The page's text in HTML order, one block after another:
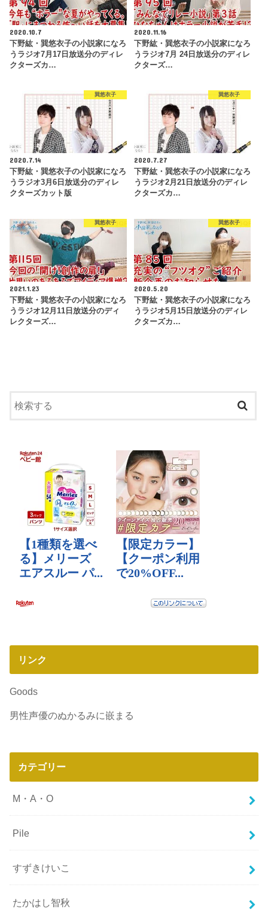
2020.10.7
下野紘・巽悠衣子の小説家になろ
うラジオ7月17日放送分のディレ
クターズカ…
2020.11.16
下野紘・巽悠衣子の小説家になろ
うラジオ7月 24日放送分のディレ
クターズ…
巽悠衣子
2020.7.14
下野紘・巽悠衣子の小説家になろ
うラジオ3月6日放送分のディレ
クターズカット版
巽悠衣子
2020.7.27
下野紘・巽悠衣子の小説家になろ
うラジオ2月21日放送分のディレ
クターズカ…
巽悠衣子
2021.1.23
下野紘・巽悠衣子の小説家になろ
うラジオ12月11日放送分のディ
レクターズ…
巽悠衣子
2020.5.20
下野紘・巽悠衣子の小説家になろ
うラジオ5月15日放送分のディレ
クターズカ…
リンク
Goods
男性声優のぬかるみに嵌まる
カテゴリー
M・A・O
Pile
すずきけいこ
たかはし智秋